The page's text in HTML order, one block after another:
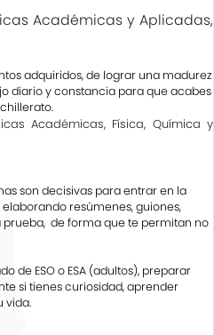
Académicas y Aplicadas,
adquiridos, de lograr una madurez
diario y constancia para que acabes
Académicas, Física, Química y
son decisivas para entrar en la
resúmenes, guiones,
de forma que te permitan no
de ESO o ESA (adultos), preparar
si tienes curiosidad, aprender
vida.